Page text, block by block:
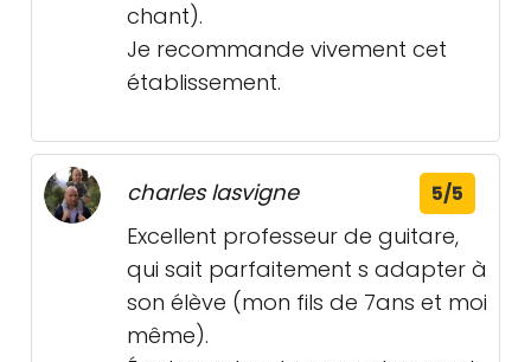
chant).
Je recommande vivement cet
établissement.
charles lasvigne 5/5
Excellent professeur de guitare,
qui sait parfaitement s adapter à
son élève (mon fils de 7ans et moi
même).